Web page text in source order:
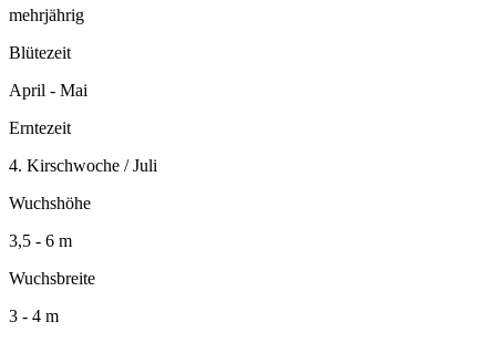
mehrjährig
Blütezeit
April - Mai
Erntezeit
4. Kirschwoche / Juli
Wuchshöhe
3,5 - 6 m
Wuchsbreite
3 - 4 m